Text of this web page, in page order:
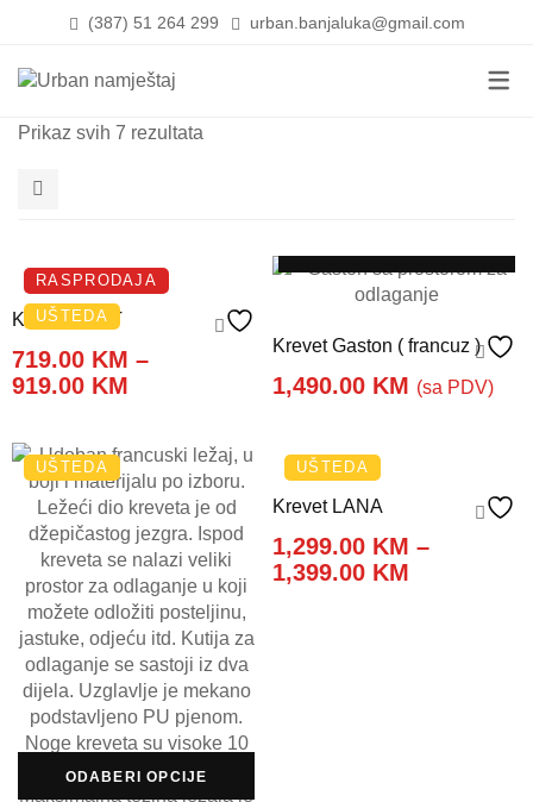
DNEVNI BORAVCI UGAONE
KOMODE
SPAVAĆE SOBE
PODNICE
TRPEZARIJE
PROPRATNI NAMJEŠTAJ
(387) 51 264 299 urban.banjaluka@gmail.com
Prikaz svih 7 rezultata
2
4
5
kolona
RASPRODAJA
UŠTEDA
Krevet BEST
719.00 KM –
919.00 KM
through
919.00 KM
Krevet Gaston ( francuz )
1,490.00 KM (sa PDV)
UŠTEDA
ODABERI OPCIJE
UŠTEDA
Krevet LANA
1,299.00 KM –
1,399.00 KM